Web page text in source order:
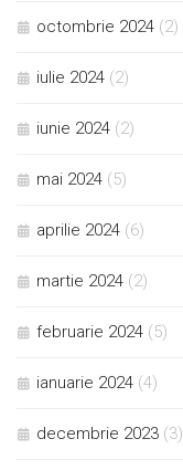
octombrie 2024 (2)
iulie 2024 (2)
iunie 2024 (2)
mai 2024 (5)
aprilie 2024 (6)
martie 2024 (2)
februarie 2024 (5)
ianuarie 2024 (4)
decembrie 2023 (3)